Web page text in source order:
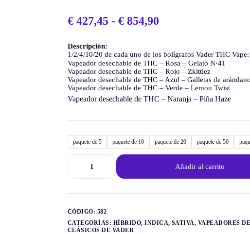
€ 427,45 - € 854,90
Descripción:
1/2/4/10/20 de cada uno de los bolígrafos Vader THC Vape:
Vapeador desechable de THC – Rosa – Gelato N⋅41
Vapeador desechable de THC – Rojo – Zkittlez
Vapeador desechable de THC – Azul – Galletas de
Vapeador desechable de THC – Verde – Lemon Twist
Vapeador desechable de THC – Naranja – Piña Haze
paquete de 5 paquete de 10 paquete de 20 paquete de 50
Añadir al carrito
CÓDIGO: 582
CATEGORÍAS: HÍBRIDO,INDICA, SATIVA, VAPEADORES
CLÁSICOS DE VADER